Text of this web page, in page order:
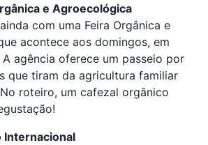
e Agroecológica
com uma Feira Orgânica e
acontece aos domingos, em
agência oferece um passeio por
que tiram da agricultura familiar
roteiro, um cafezal orgânico